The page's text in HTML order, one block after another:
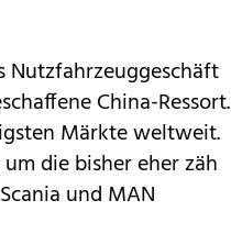
Nutzfahrzeuggeschäft
China-Ressort.
Märkte weltweit.
die bisher eher zäh
und MAN